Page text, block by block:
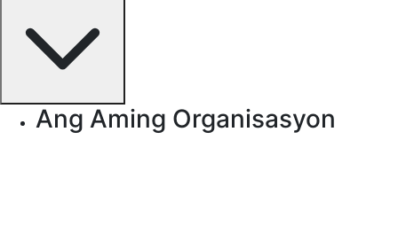
Ang Aming Organisasyon